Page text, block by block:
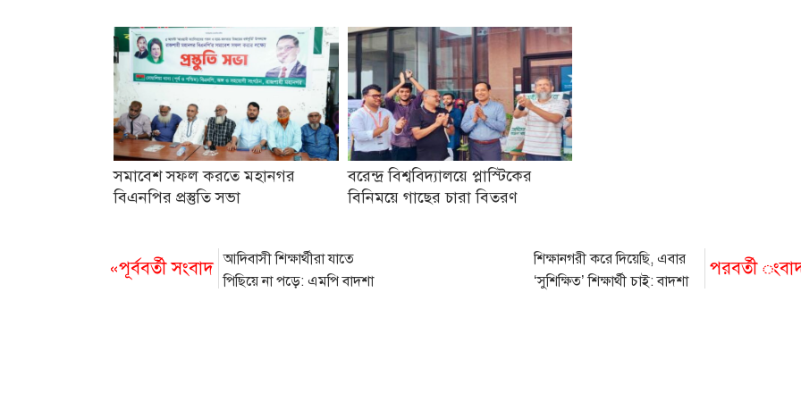
সমাবেশ সফল করতে মহানগর
বিএনপির প্রস্তুতি সভা
বরেন্দ্র বিশ্ববিদ্যালয়ে প্লাস্টিকের
বিনিময়ে গাছের চারা বিতরণ
«পূর্ববর্তী সংবাদ আদিবাসী শিক্ষার্থীরা যাতে
পিছিয়ে না পড়ে: এমপি বাদশা
পরবর্তী
শিক্ষানগরী করে দিয়েছি, এবার
‘সুশিক্ষিত’ শিক্ষার্থী চাই: বাদশা